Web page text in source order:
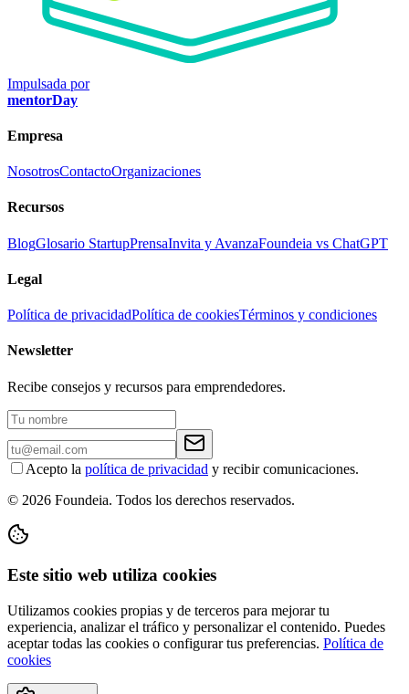
Impulsada por
mentorDay
Empresa
NosotrosContactoOrganizaciones
Recursos
BlogGlosario StartupPrensaInvita y AvanzaFoundeia vs ChatGPT
Legal
Política de privacidadPolítica de cookiesTérminos y condiciones
Newsletter
Recibe consejos y recursos para emprendedores.
Acepto la política de privacidad y recibir comunicaciones.
© 2026 Foundeia. Todos los derechos reservados.
Este sitio web utiliza cookies
Utilizamos cookies propias y de terceros para mejorar tu
experiencia, analizar el tráfico y personalizar el contenido. Puedes
aceptar todas las cookies o configurar tus preferencias. Política de
cookies